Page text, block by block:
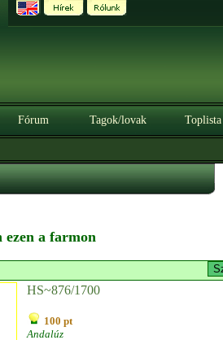
Fórum Tagok/lovak Toplista
ezen a farmon
HS~876/1700
100 pt
Andalúz